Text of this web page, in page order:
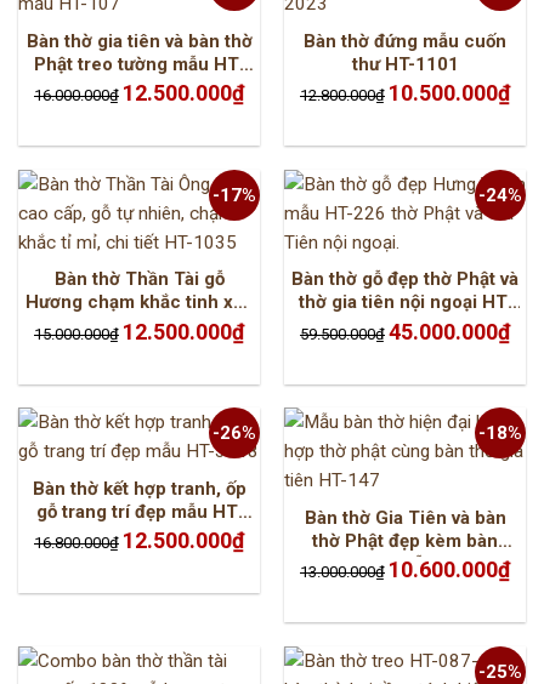
Bàn thờ gia tiên và bàn thờ
Phật treo tường mẫu HT-
107
16.000.000₫ Giá
gốc
12.500.000₫Giá
hiện
12.500.000₫.
Bàn thờ đứng mẫu cuốn
thư HT-1101
12.800.000₫ Giá
gốc
10.500.000₫Giá
hiện
-17%
Bàn thờ Thần Tài gỗ
Hương chạm khắc tinh xảo
HT-1035
15.000.000₫ Giá
gốc
12.500.000₫Giá
hiện
12.500.000₫.
-24%
Bàn thờ gỗ đẹp thờ Phật và
thờ gia tiên nội ngoại HT-
226
59.500.000₫ Giá
gốc
45.000.000₫Giá
hiện
-26%
Bàn thờ kết hợp tranh, ốp
gỗ trang trí đẹp mẫu HT-
3118
16.800.000₫ Giá
gốc
12.500.000₫Giá
hiện
12.500.000₫.
-18%
Bàn thờ Gia Tiên và bàn
thờ Phật đẹp kèm bàn
cúng cơm mẫu HT-147
13.000.000₫ Giá
gốc
10.600.000₫Giá
hiện
-25%